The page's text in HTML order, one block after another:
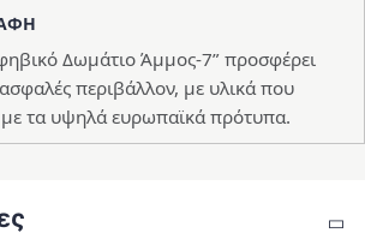
Δωμάτιο Άμμος-7” προσφέρει
περιβάλλον, με υλικά που
τα υψηλά ευρωπαϊκά πρότυπα.